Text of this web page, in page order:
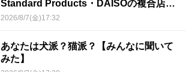
Standard Products・DAISOの複合店は
香川県初
2026/8/7(金)17:32
あなたは犬派？猫派？【みんなに聞いて
みた】